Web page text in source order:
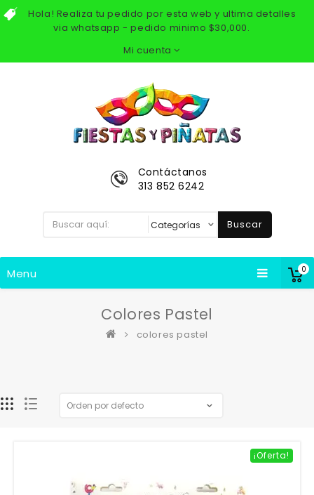
Hola! Realiza tu pedido por esta web y ultima detalles
via whatsapp - pedido minimo $30,000.
Mi cuenta
0
Contáctanos
313 852 6242
Buscar
Menu
Colores Pastel
colores pastel
¡Oferta!